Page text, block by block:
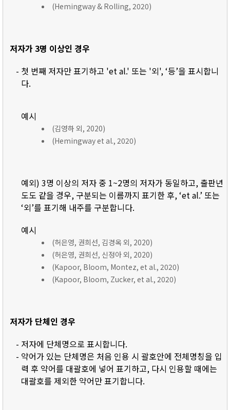
(Hemingway & Rolling, 2020)
저자가 3명 이상인 경우
- 첫 번째 저자만 표기하고 'et al.' 또는 '외', ‘등’을 표시합니
다.
예시
(김영하 외, 2020)
(Hemingway et al., 2020)
예외) 3명 이상의 저자 중 1~2명의 저자가 동일하고, 출판년
도도 같을 경우, 구분되는 이름까지 표기한 후, ‘et al.’ 또는
‘외’를 표기해 내주를 구분합니다.
예시
(허은영, 권희선, 김경옥 외, 2020)
(허은영, 권희선, 신정아 외, 2020)
(Kapoor, Bloom, Montez, et al., 2020)
(Kapoor, Bloom, Zucker, et al., 2020)
저자가 단체인 경우
- 저자에 단체명으로 표시합니다.
- 약어가 있는 단체명은 처음 인용 시 괄호안에 전체명칭을 입
력 후 약어를 대괄호에 넣어 표기하고, 다시 인용할 때에는
대괄호를 제외한 약어만 표기합니다.